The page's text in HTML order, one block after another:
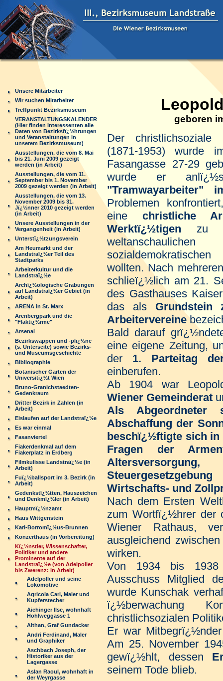
Unsere Mitarbeiter
Wir suchen Mitarbeiter
Treffpunkt Bezirksmuseum
VERANSTALTUNGSKALENDER
(Hier finden Interessenten alle
Daten von Bezirksfï¿½hrungen
und Veranstaltungen in
unserem Bezirksmuseum)
Ausstellungen, die vom 8. Mai
bis 21. Juni 2009 gezeigt
werden (in Arbeit)
Ausstellungen, die vom 11.
September bis 1. November
2009 gezeigt werden (in Arbeit)
Ausstellungen, die vom 13.
November 2009 bis 31.
Jï¿½nner 2010 gezeigt werden
(in Arbeit)
Unsere Ausstellungen in der
Vergangenheit (in Arbeit)
Unterstï¿½tzungsverein
Am Heumarkt und der
Landstraï¿½er Teil des
Stadtparks
Arbeiterkultur und die
Landstraï¿½e
Archï¿½ologische Grabungen
auf Landstraï¿½er Gebiet (in
Arbeit)
ARENA in St. Marx
Arenbergpark und die
"Flaktï¿½rme"
Arsenal
Bezirkswappen und -plï¿½ne
(s. Unterseite) sowie Bezirks-
und Museumsgeschichte
Bibliographie
Botanischer Garten der
Universitï¿½t Wien
Bruno-Granichstaedten-
Gedenkraum
Dritter Bezirk in Zahlen (in
Arbeit)
Eislaufen auf der Landstraï¿½e
Es war einmal
Fasanviertel
Fiakerdenkmal auf dem
Fiakerplatz in Erdberg
Filmkulisse Landstraï¿½e (in
Arbeit)
Fuï¿½ballsport im 3. Bezirk (in
Arbeit)
Gedenkstï¿½tten, Hauszeichen
und Denkmï¿½ler (in Arbeit)
Hauptmï¿½nzamt
Haus Wittgenstein
Karl-Borromï¿½us-Brunnen
Konzerthaus (in Vorbereitung)
Kï¿½nstler, Wissenschafter,
Politiker und andere
Prominente auf der
Landstraï¿½e (von Adelpoller
bis Zwerenz: in Arbeit)
Adelpoller und seine
Lokomotive
Agricola Carl, Maler und
Kupferstecher
Aichinger Ilse, wohnhaft
Hohlweggasse 1
Althan, Graf Gundacker
Andri Ferdinand, Maler
und Graphiker
Aschbach Joseph, der
Historiker aus der
Lagergasse
Aslan Raoul, wohnhaft in
der Weyrgasse
Leopold
geboren im
Der
(1871-1953) wurde
Fasangasse 27-29
wurde er
"Tramwayarbeiter"
Problemen
eine christliche
Werktï¿½tigen zu
wollten. Nach
schlieï¿½lich am 21.
des Gasthauses
das als Grundstein
Arbeitervereine
Bald darauf
eine eigene Zeitung,
der 1. Parteitag
einberufen.
Ab 1904 war
Wiener Gemeinderat
Als
Abschaffung der
beschï¿½ftigte sich in
Fragen der
Wirtschafts- und
Nach dem Ersten
zum Wortfï¿½hrer der
Wiener Rathaus,
ausgleichend
wirken.
Von 1934 bis 1938
Ausschuss Mitglied
wurde Kunschak
ï¿½berwachung
christlichsozialen
Er war
Am 25. November
gewï¿½hlt, dessen
seinem Tode blieb.